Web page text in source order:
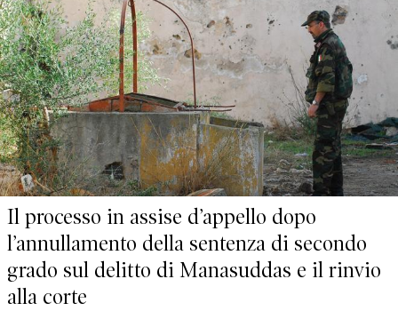
Il processo in assise d’appello dopo
l’annullamento della sentenza di secondo
grado sul delitto di Manasuddas e il rinvio
alla corte